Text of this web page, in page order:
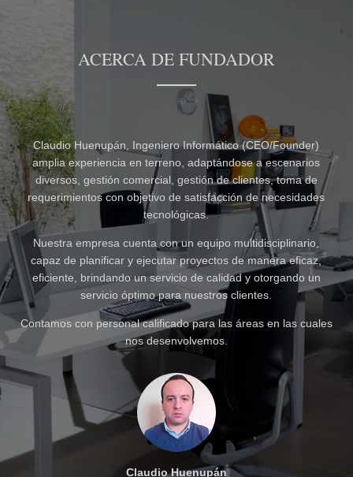
ACERCA DE FUNDADOR
Claudio Huenupán, Ingeniero Informático (CEO/Founder)
amplia experiencia en terreno, adaptándose a escenarios
diversos, gestión comercial, gestión de clientes, toma de
requerimientos con objetivo de satisfacción de necesidades
tecnológicas.
Nuestra empresa cuenta con un equipo multidisciplinario,
capaz de planificar y ejecutar proyectos de manera eficaz,
eficiente, brindando un servicio de calidad y otorgando un
servicio óptimo para nuestros clientes.
Contamos con personal calificado para las áreas en las cuales
nos desenvolvemos.
Claudio Huenupán